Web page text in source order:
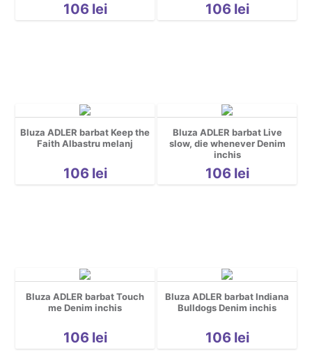
106 lei 106 lei
Bluza ADLER barbat Keep the
Faith Albastru melanj
106 lei
Bluza ADLER barbat Live
slow, die whenever Denim
inchis
106 lei
Bluza ADLER barbat Touch
me Denim inchis
106 lei
Bluza ADLER barbat Indiana
Bulldogs Denim inchis
106 lei